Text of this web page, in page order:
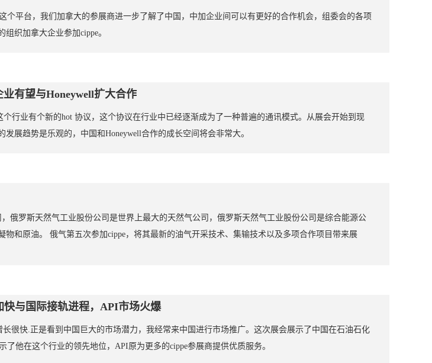
个平台，我们加拿大的参展商进一步了解了中国，中加企业间可以有更好的合作机会，组委会的各项
织加拿大企业参加cippe。
有望与Honeywell扩大合作
行业有个新的hot 协议，这个协议在行业中已经逐渐成为了一种普遍的通讯模式。从展会开始到现
展趋势是乐观的，中国和Honeywell合作的成长空间将会非常大。
俄罗斯天然气工业股份公司是世界上最大的天然气公司，俄罗斯天然气工业股份公司是综合能源公
和原油。 俄气第五次参加cippe，将其最新的油气开采技术、集输技术以及多项合作项目带来展
与国际接轨进程，API市场火爆
很快.正是看到中国巨大的市场潜力，我经常来中国进行市场推广。这次展会展示了中国在石油石化
他在这个行业的领先地位，API原为更多的cippe参展商提供优质服务。